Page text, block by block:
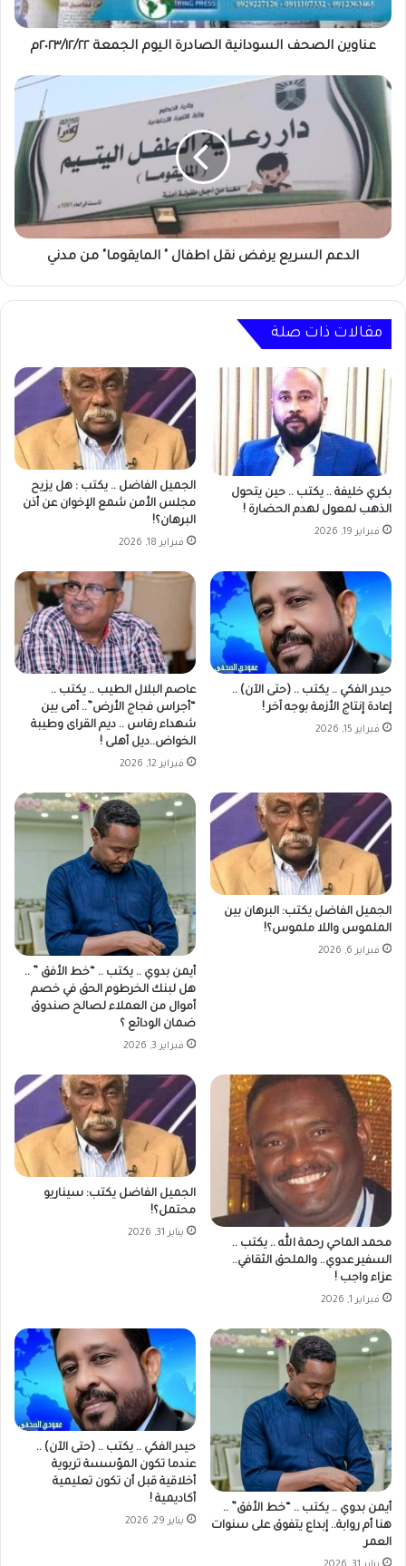
عناوين الصحف السودانية الصادرة اليوم الجمعة ٢٠٢٣/١٢/٢٢م
الدعم
يرفض
نقل
اطفال
المايقوما"
مدني
الدعم السريع يرفض نقل اطفال " المايقوما" من مدني
مقالات ذات صلة
بكري خليفة .. يكتب .. حين يتحول
الذهب لمعول لهدم الحضارة !
فبراير 19, 2026
الجميل الفاضل .. يكتب : هل يزيح
مجلس الأمن شمع الإخوان عن أذن
البرهان؟!
فبراير 18, 2026
حيدر الفكي .. يكتب .. (حتى الآن) ..
إعادة إنتاج الأزمة بوجه آخر !
فبراير 15, 2026
عاصم البلال الطيب .. يكتب ..
“أجراس فجاج الأرض”.. أمى بين
شهداء رفاس .. ديم القراى وطيبة
الخواض..ديل أهلى !
فبراير 12, 2026
الجميل الفاضل يكتب: البرهان بين
الملموس واللا ملموس؟!
فبراير 6, 2026
أيمن بدوي .. يكتب .. “خط الأفق ” ..
هل لبنك الخرطوم الحق في خصم
أموال من العملاء لصالح صندوق
ضمان الودائع ؟
فبراير 3, 2026
محمد الماحي رحمة الله .. يكتب ..
السفير عدوي.. والملحق الثقافي..
عزاء واجب !
فبراير 1, 2026
الجميل الفاضل يكتب: سيناريو
محتمل؟!
يناير 31, 2026
أيمن بدوي .. يكتب .. “خط الأفق” ..
هنا أم روابة.. إبداع يتفوق على سنوات
العمر
حيدر الفكي .. يكتب .. (حتى الآن) ..
عندما تكون المؤسسة تربوية
أخلاقية قبل أن تكون تعليمية
أكاديمية !
يناير 29, 2026